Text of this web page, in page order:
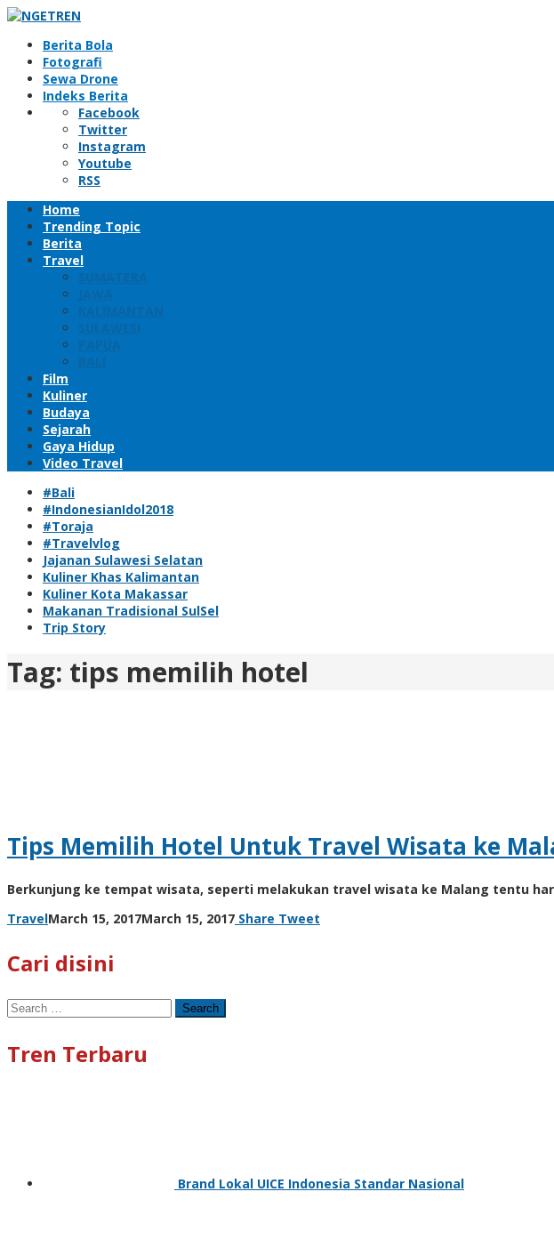
Skip
contentBerita Bola
Fotografi
Sewa Drone
Indeks Berita
Facebook
Twitter
Instagram
Youtube
RSS
Home
Trending Topic
Berita
Travel
SUMATERA
JAWA
KALIMANTAN
SULAWESI
PAPUA
BALI
Film
Kuliner
Budaya
Sejarah
Gaya Hidup
Video Travel
#Bali
#IndonesianIdol2018
#Toraja
#Travelvlog
Jajanan Sulawesi Selatan
Kuliner Khas Kalimantan
Kuliner Kota Makassar
Makanan Tradisional SulSel
Trip Story
Tag: tips memilih hotel
Tips Memilih Hotel Untuk Travel Wisata ke
Berkunjung ke tempat wisata, seperti melakukan travel wisata ke Malang tentu
TravelMarch 15, 2017March 15, 2017by
Share Tweet
Cari disini
Search
Tren Terbaru
Brand Lokal UICE Indonesia Standar Nasional